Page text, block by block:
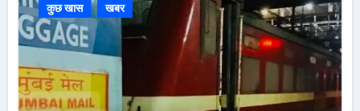
कुछ खास खबर